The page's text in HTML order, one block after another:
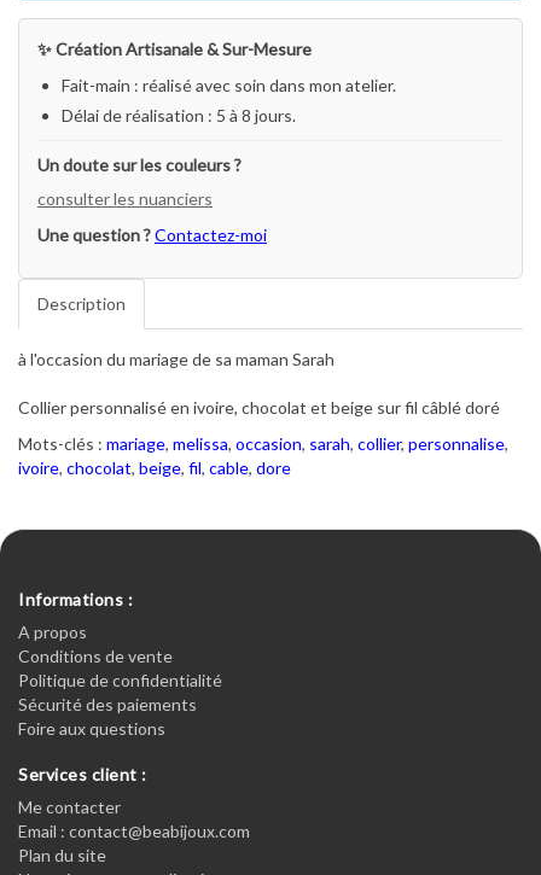
✨ Création Artisanale & Sur-Mesure
Fait-main : réalisé avec soin dans mon atelier.
Délai de réalisation : 5 à 8 jours.
Un doute sur les couleurs ?
consulter les nuanciers
Une question ?Contactez-moi
Description
à l'occasion du mariage de sa maman Sarah
Collier personnalisé en ivoire, chocolat et beige sur fil câblé doré
Mots-clés : mariage, melissa, occasion, sarah, collier, personnalise,
ivoire, chocolat, beige, fil, cable, dore
Informations :
A propos
Conditions de vente
Politique de confidentialité
Sécurité des paiements
Foire aux questions
Services client :
Me contacter
Email : contact@beabijoux.com
Plan du site